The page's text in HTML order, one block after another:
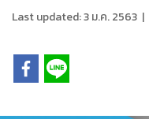
Last updated: 3 ม.ค. 2563 |